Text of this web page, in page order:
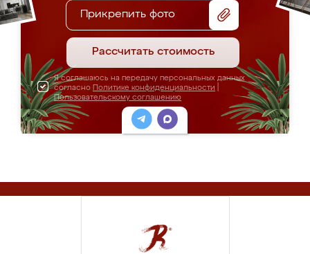
Прикрепить фото
Рассчитать стоимость
Я соглашаюсь на передачу персональных данных
согласно Политике конфиденциальности
Пользовательскому соглашению